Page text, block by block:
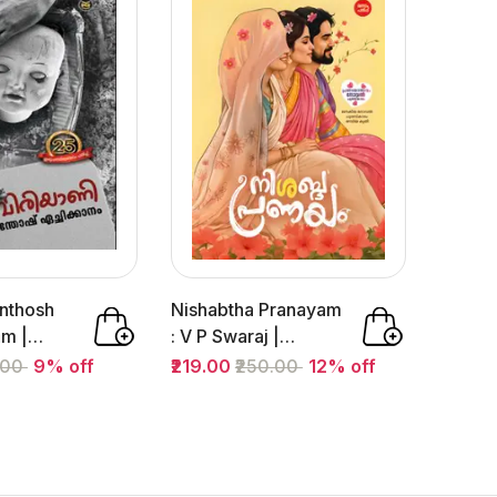
|
Dc 9% off
Nishabtha Pranayam
: V P Swaraj |
നിശബ്‌ദ പ്രണയം |...
₹219.00 ₹250.00 12% off